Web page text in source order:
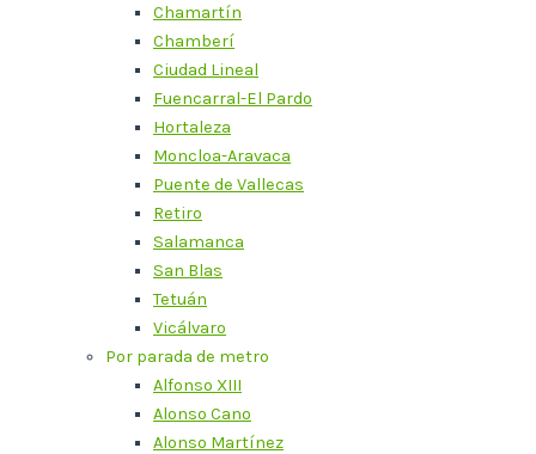
Chamartín
Chamberí
Ciudad Lineal
Fuencarral-El Pardo
Hortaleza
Moncloa-Aravaca
Puente de Vallecas
Retiro
Salamanca
San Blas
Tetuán
Vicálvaro
Por parada de metro
Alfonso XIII
Alonso Cano
Alonso Martínez